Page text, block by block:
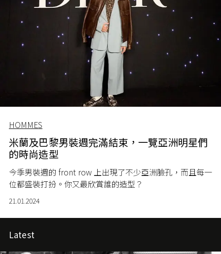
HOMMES
米蘭及巴黎男裝週完滿結束，一覽亞洲明星們
的時尚造型
今季男裝週的 front row 上出現了不少亞洲臉孔，而且每一
位都盛裝打扮。你又最欣賞誰的造型？
21.01.2024
Latest